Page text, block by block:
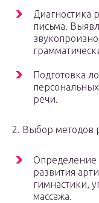
Диагностика
письма.
Подготовка
речи.
2. Выбор методов
Определение
развития
гимнастики,
массажа.